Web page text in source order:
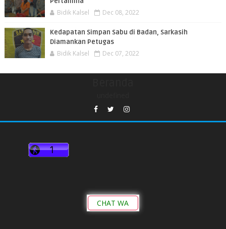
Bidik Kalsel Dec 08, 2022
Kedapatan Simpan Sabu di Badan, Sarkasih
Diamankan Petugas
Bidik Kalsel Dec 07, 2022
CHAT WA